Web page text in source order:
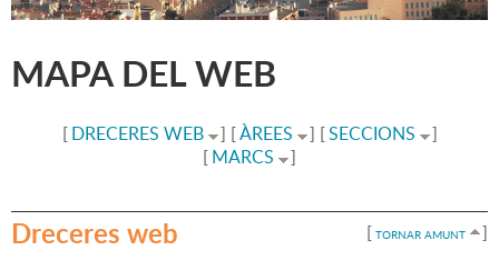
MAPA DEL WEB
[ DRECERES WEB ] [ÀREES ] [SECCIONS
]
[MARCS ]
[ TORNAR AMUNT ]
Dreceres web